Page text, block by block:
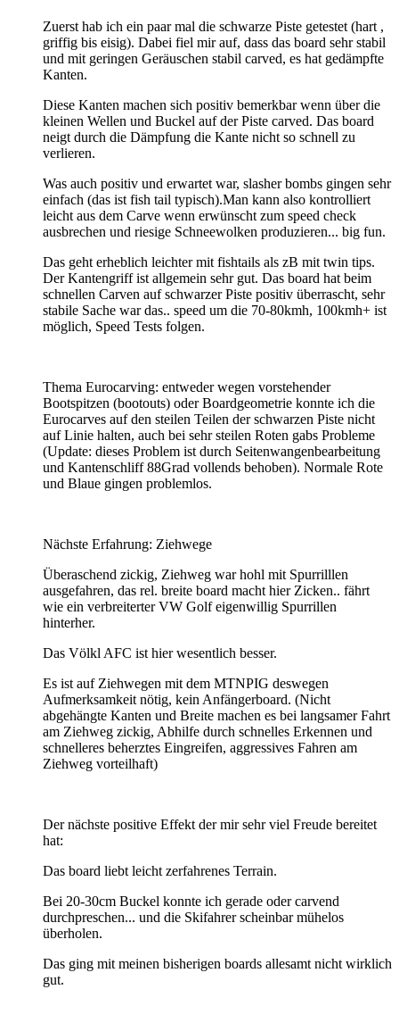
Zuerst hab ich ein paar mal die schwarze Piste getestet (hart ,
griffig bis eisig). Dabei fiel mir auf, dass das board sehr stabil
und mit geringen Geräuschen stabil carved, es hat gedämpfte
Kanten.
Diese Kanten machen sich positiv bemerkbar wenn über die
kleinen Wellen und Buckel auf der Piste carved. Das board
neigt durch die Dämpfung die Kante nicht so schnell zu
verlieren.
Was auch positiv und erwartet war, slasher bombs gingen sehr
einfach (das ist fish tail typisch).Man kann also kontrolliert
leicht aus dem Carve wenn erwünscht zum speed check
ausbrechen und riesige Schneewolken produzieren... big fun.
Das geht erheblich leichter mit fishtails als zB mit twin tips.
Der Kantengriff ist allgemein sehr gut. Das board hat beim
schnellen Carven auf schwarzer Piste positiv überrascht, sehr
stabile Sache war das.. speed um die 70-80kmh, 100kmh+ ist
möglich, Speed Tests folgen.
Thema Eurocarving: entweder wegen vorstehender
Bootspitzen (bootouts) oder Boardgeometrie konnte ich die
Eurocarves auf den steilen Teilen der schwarzen Piste nicht
auf Linie halten, auch bei sehr steilen Roten gabs Probleme
(Update: dieses Problem ist durch Seitenwangenbearbeitung
und Kantenschliff 88Grad vollends behoben). Normale Rote
und Blaue gingen problemlos.
Nächste Erfahrung: Ziehwege
Überaschend zickig, Ziehweg war hohl mit Spurrilllen
ausgefahren, das rel. breite board macht hier Zicken.. fährt
wie ein verbreiterter VW Golf eigenwillig Spurrillen
hinterher.
Das Völkl AFC ist hier wesentlich besser.
Es ist auf Ziehwegen mit dem MTNPIG deswegen
Aufmerksamkeit nötig, kein Anfängerboard. (Nicht
abgehängte Kanten und Breite machen es bei langsamer Fahrt
am Ziehweg zickig, Abhilfe durch schnelles Erkennen und
schnelleres beherztes Eingreifen, aggressives Fahren am
Ziehweg vorteilhaft)
Der nächste positive Effekt der mir sehr viel Freude bereitet
hat:
Das board liebt leicht zerfahrenes Terrain.
Bei 20-30cm Buckel konnte ich gerade oder carvend
durchpreschen... und die Skifahrer scheinbar mühelos
überholen.
Das ging mit meinen bisherigen boards allesamt nicht wirklich
gut.